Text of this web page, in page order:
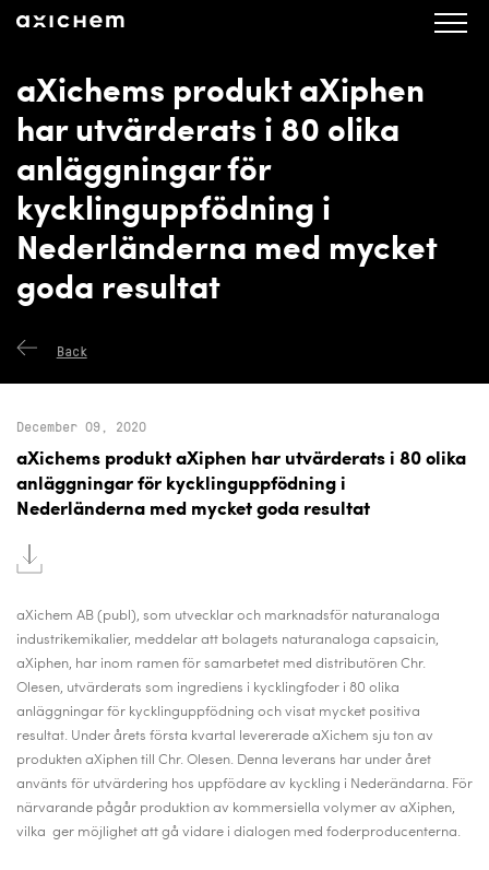
axichem.se Press releases
aXichems produkt aXiphen
har utvärderats i 80 olika
anläggningar för
kycklinguppfödning i
Nederländerna med mycket
goda resultat
Back
December 09, 2020
aXichems produkt aXiphen har utvärderats i 80 olika
anläggningar för kycklinguppfödning i
Nederländerna med mycket goda resultat
aXichem AB (publ), som utvecklar och marknadsför naturanaloga
industrikemikalier, meddelar att bolagets naturanaloga capsaicin,
aXiphen, har inom ramen för samarbetet med distributören Chr.
Olesen, utvärderats som ingrediens i kycklingfoder i 80 olika
anläggningar för kycklinguppfödning och visat mycket positiva
resultat. Under årets första kvartal levererade aXichem sju ton av
produkten aXiphen till Chr. Olesen. Denna leverans har under året
använts för utvärdering hos uppfödare av kyckling i Nederändarna. För
närvarande pågår produktion av kommersiella volymer av aXiphen,
vilka ger möjlighet att gå vidare i dialogen med foderproducenterna.